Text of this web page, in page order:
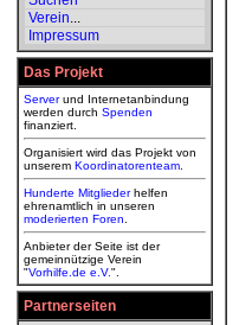
Verein...
Impressum
Das Projekt
Serverund Internetanbindung
werden durch Spenden
finanziert.
Organisiert wird das Projekt von
unserem Koordinatorenteam
Hunderte Mitgliederhelfen
ehrenamtlich in unseren
moderierten Foren
Anbieter der Seite ist der
gemeinnützige Verein
"Vorhilfe.de e.V.".
Partnerseiten